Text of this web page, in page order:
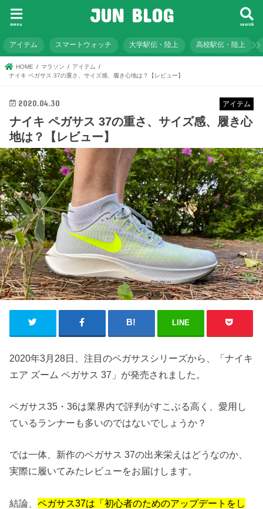
JUN BLOG search
menu
アイテム スマートウォッチ 大学駅伝・陸上 高校駅伝・陸上
HOME マラソン
アイテム
ナイキ ペガサス 37の重さ、サイズ感、履き心地は？【レビュー】
アイテム
2020.04.30
ナイキ ペガサス 37の重さ、サイズ感、履き心
地は？【レビュー】
LINE
2020年3月28日、注目のペガサスシリーズから、「ナイキ
エア ズーム ペガサス 37」が発売されました。
ペガサス35・36は業界内で評判がすこぶる高く、愛用し
ているランナーも多いのではないでしょうか？
では一体、新作のペガサス 37の出来栄えはどうなのか、
実際に履いてみたレビューをお届けします。
結論、ペガサス37は「初心者のためのアップデートをし